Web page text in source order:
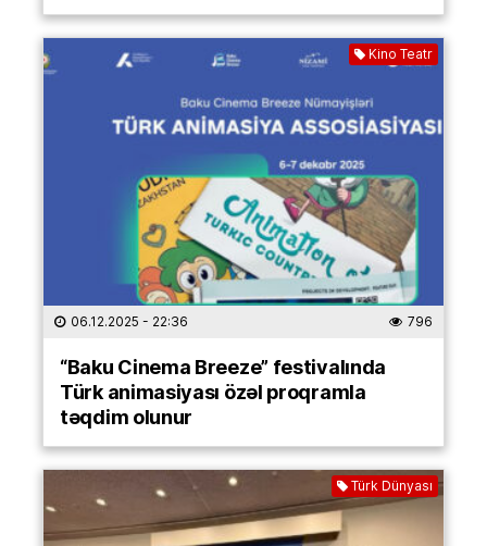
Kino Teatr
06.12.2025 - 22:36 796
“Baku Cinema Breeze” festivalında
Türk animasiyası özəl proqramla
təqdim olunur
Türk Dünyası